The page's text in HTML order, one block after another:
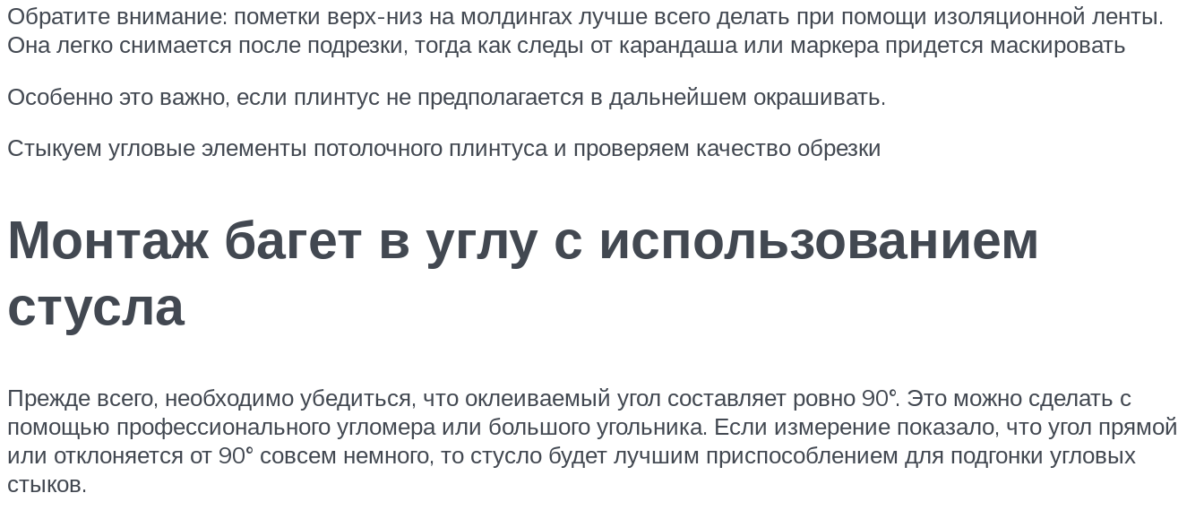
Обратите внимание: пометки верх-низ на молдингах лучше всего делать при помощи изоляционной ленты.
Она легко снимается после подрезки, тогда как следы от карандаша или маркера придется маскировать
Особенно это важно, если плинтус не предполагается в дальнейшем окрашивать.
Стыкуем угловые элементы потолочного плинтуса и проверяем качество обрезки
Монтаж багет в углу с использованием
стусла
Прежде всего, необходимо убедиться, что оклеиваемый угол составляет ровно 90°. Это можно сделать с
помощью профессионального угломера или большого угольника. Если измерение показало, что угол прямой
или отклоняется от 90° совсем немного, то стусло будет лучшим приспособлением для подгонки угловых
стыков.